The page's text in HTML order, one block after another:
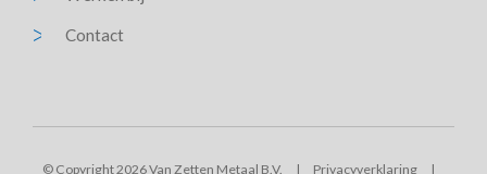
Contact
© Copyright 2026 Van Zetten Metaal B.V. | Privacyverklaring |